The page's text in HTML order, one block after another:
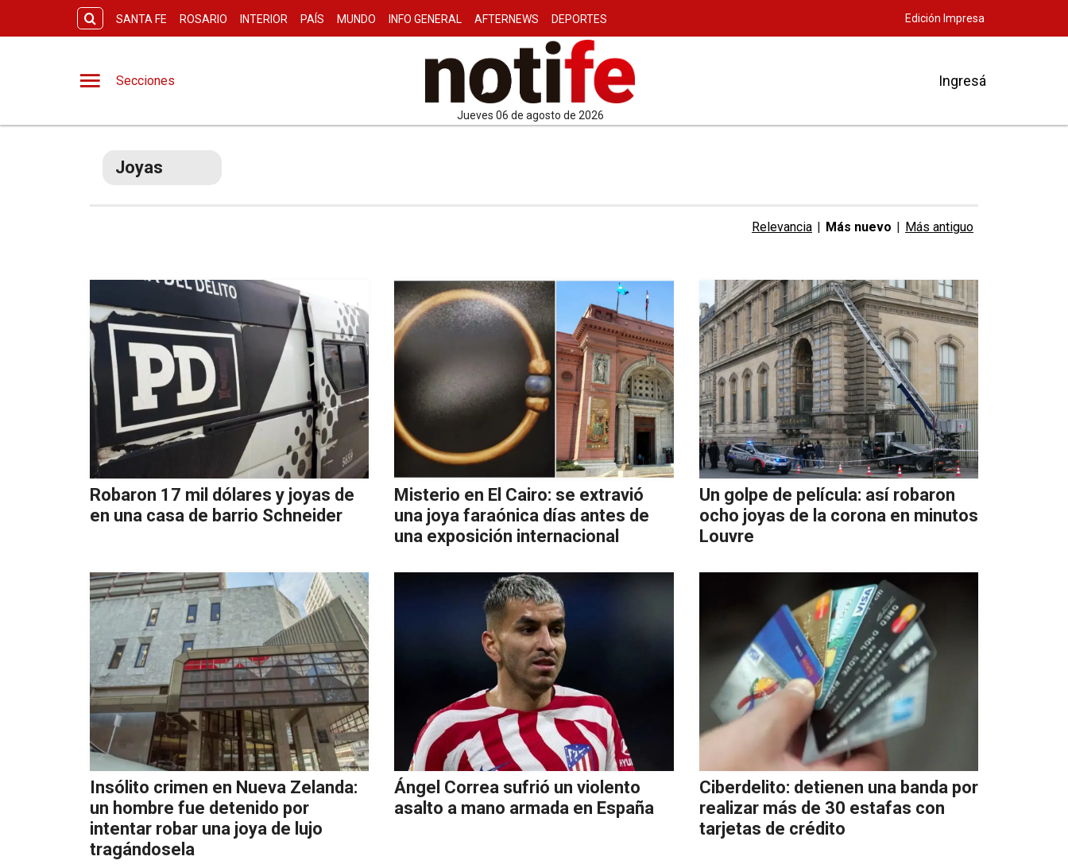
SANTA FE ROSARIO INTERIOR PAÍS MUNDO INFO GENERAL AFTERNEWS DEPORTES Edición Impresa
Secciones
jueves 06 de agosto de 2026
Ingresá
Joyas
Relevancia | Más nuevo | Más antiguo
Robaron 17 mil dólares y joyas de
en una casa de barrio Schneider
Misterio en El Cairo: se extravió
una joya faraónica días antes de
una exposición internacional
Un golpe de película: así robaron
ocho joyas de la corona en minutos
Louvre
Insólito crimen en Nueva Zelanda:
un hombre fue detenido por
intentar robar una joya de lujo
tragándosela
Ángel Correa sufrió un violento
asalto a mano armada en España
Ciberdelito: detienen una banda por
realizar más de 30 estafas con
tarjetas de crédito